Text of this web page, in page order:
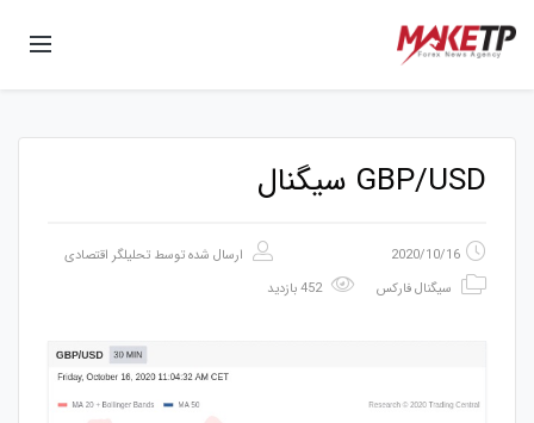
GBP/USD سیگنال
2020/10/16 ارسال شده توسط تحلیلگر اقتصادی
سیگنال فارکس
452 بازدید